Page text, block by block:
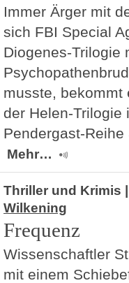
Immer Ärger mit
sich FBI Special
Diogenes-Trilogie
musste, bekommt
der Helen-Trilogie
Pendergast-
Mehr…
Thriller und Krimis
Wilkening
Frequenz
Wissenschaftler
mit einem